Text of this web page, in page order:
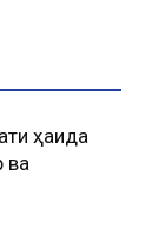
ҳақида
ва